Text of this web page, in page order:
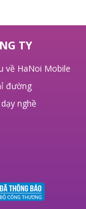
TY
về HaNoi Mobile
đường
nghề